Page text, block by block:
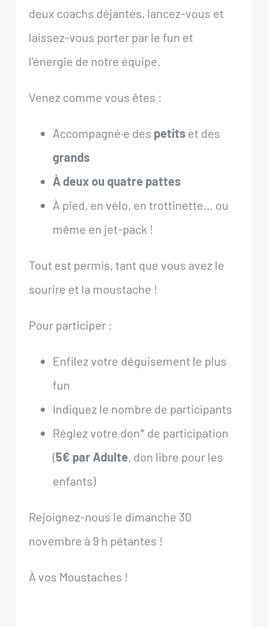
deux coachs déjantés, lancez-vous et
laissez-vous porter par le fun et
l’énergie de notre équipe.
Venez comme vous êtes :
Accompagné·e des petits et des
grands
À deux ou quatre pattes
À pied, en vélo, en trottinette… ou
même en jet-pack !
Tout est permis, tant que vous avez le
sourire et la moustache !
Pour participer :
Enfilez votre déguisement le plus
fun
Indiquez le nombre de participants
Réglez votre don* de participation
(5€ par Adulte, don libre pour les
enfants)
Rejoignez-nous le dimanche 30
novembre à 9 h pétantes !
À vos Moustaches !